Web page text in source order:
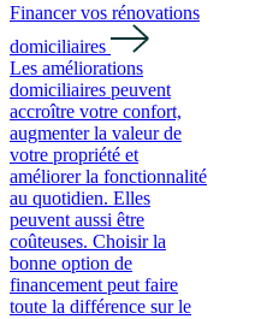
Financer vos rénovations
domiciliaires
Les améliorations
domiciliaires peuvent
accroître votre confort,
augmenter la valeur de
votre propriété et
améliorer la fonctionnalité
au quotidien. Elles
peuvent aussi être
coûteuses. Choisir la
bonne option de
financement peut faire
toute la différence sur le